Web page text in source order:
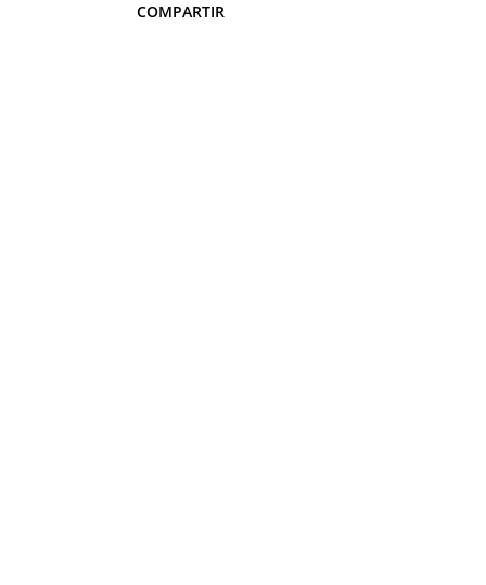
COMPARTIR